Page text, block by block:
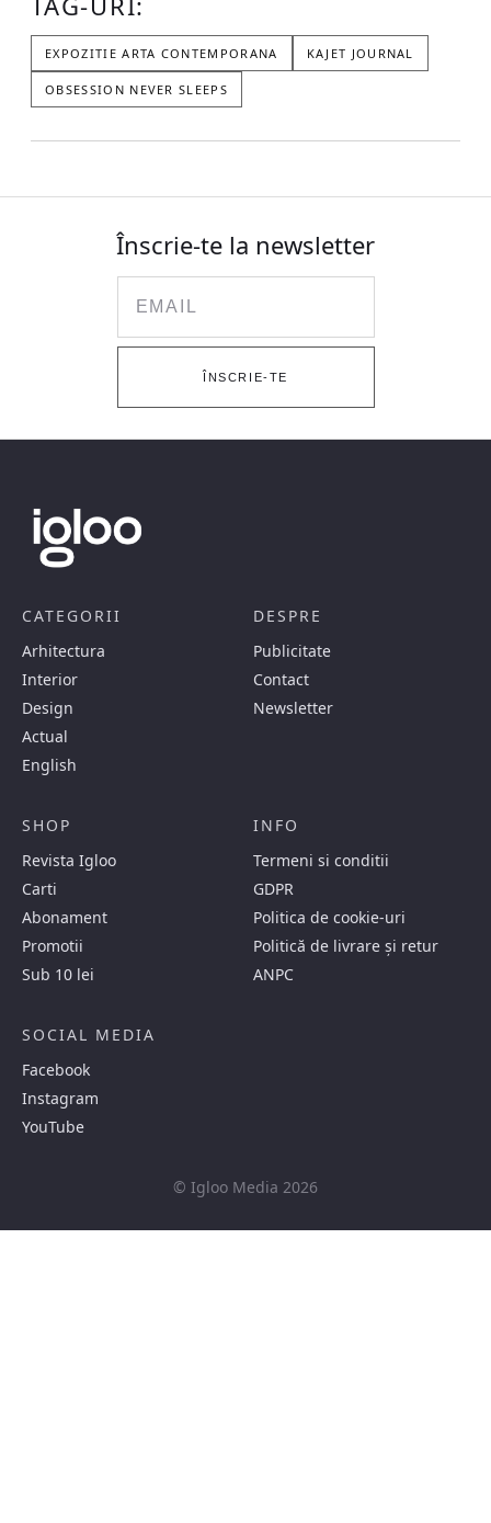
EXPOZITIE ARTA CONTEMPORANA KAJET JOURNAL
OBSESSION NEVER SLEEPS
Înscrie-te la newsletter
ÎNSCRIE-TE
CATEGORII
Arhitectura
Interior
Design
Actual
English
DESPRE
Publicitate
Contact
Newsletter
SHOP
Revista Igloo
Carti
Abonament
Promotii
Sub 10 lei
INFO
Termeni si conditii
GDPR
Politica de cookie-uri
Politică de livrare și retur
ANPC
SOCIAL MEDIA
Facebook
Instagram
YouTube
© Igloo Media 2026